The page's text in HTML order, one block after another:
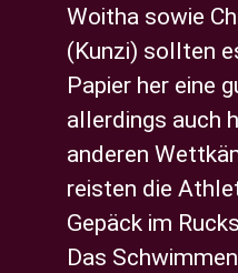
Woitha sowie
(Kunzi) sollten
Papier her eine
allerdings auch
anderen
reisten die
Gepäck im
Das